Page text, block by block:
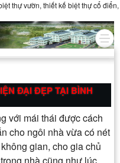
thự vườn, thiết kế biệt thự cổ điển,
ĐẠI ĐẸP TẠI BÌNH
với mái thái được cách
cho ngôi nhà vừa có nét
gian, cho gia chủ